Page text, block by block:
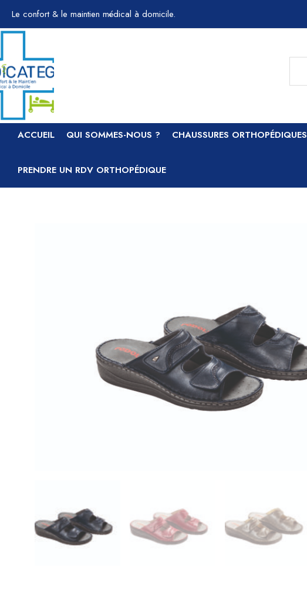
Aller
au
Le confort & le maintien médical à domicile.
ACCUEIL QUI SOMMES-NOUS ? CHAUSSURES ORTHOPÉDIQUES
PRENDRE UN RDV ORTHOPÉDIQUE